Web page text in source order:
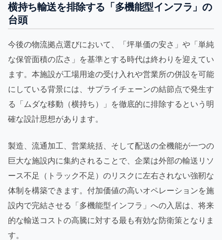
横持ち輸送を排除する「多機能型インフラ」の
台頭
今後の物流拠点選びにおいて、「坪単価の安さ」や「単純
な保管面積の広さ」を基準とする時代は終わりを迎えてい
ます。本施設が工場用途の受け入れや営業所の併設を可能
にしている背景には、サプライチェーンの結節点で発生す
る「ムダな移動（横持ち）」を徹底的に排除するという明
確な設計思想があります。
製造、流通加工、営業統括、そして配送の全機能が一つの
巨大な施設内に集約されることで、企業は外部の輸送リソ
ース不足（トラック不足）のリスクに左右されない強靭な
体制を構築できます。付加価値の高いオペレーションを施
設内で完結させる「多機能型インフラ」への入居は、将来
的な輸送コストの高騰に対する最も有効な防衛策となりま
す。